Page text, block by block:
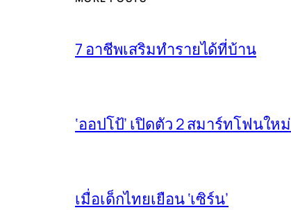
7 อาชีพเสริมทำรายได้ที่บ้าน
‘ออปโป้’ เปิดตัว 2 สมาร์ทโฟนใหม่
เมื่อเด็กไทยเยือน ‘เซิร์น’